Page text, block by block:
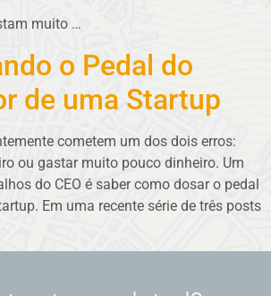
muito …
o Pedal do
de uma Startup
cometem um dos dois erros:
ou gastar muito pouco dinheiro. Um
do CEO é saber como dosar o pedal
Em uma recente série de três posts